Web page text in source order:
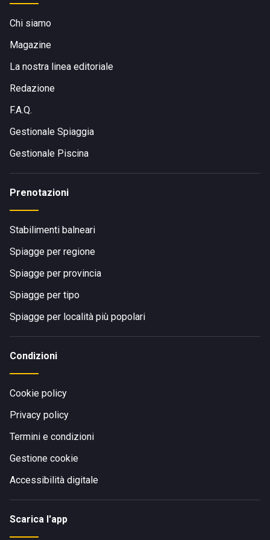
Chi siamo
Magazine
La nostra linea editoriale
Redazione
F.A.Q.
Gestionale Spiaggia
Gestionale Piscina
Prenotazioni
Stabilimenti balneari
Spiagge per regione
Spiagge per provincia
Spiagge per tipo
Spiagge per località più popolari
Condizioni
Cookie policy
Privacy policy
Termini e condizioni
Gestione cookie
Accessibilità digitale
Scarica l'app